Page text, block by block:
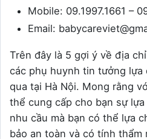
Mobile: 09.1997.1661 –
Email:
Trên đây là 5 gợi ý về địa
các phụ huynh tin tưởng
qua tại Hà Nội. Mong rằng
thể cung cấp cho bạn sự
nhu cầu mà bạn có thể lựa
bảo an toàn và có tính thẩm